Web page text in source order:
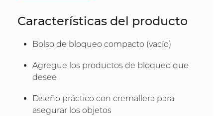
Características del producto
Bolso de bloqueo compacto (vacío)
Agregue los productos de bloqueo que
desee
Diseño práctico con cremallera para
asegurar los objetos